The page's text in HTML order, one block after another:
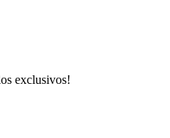
exclusivos!